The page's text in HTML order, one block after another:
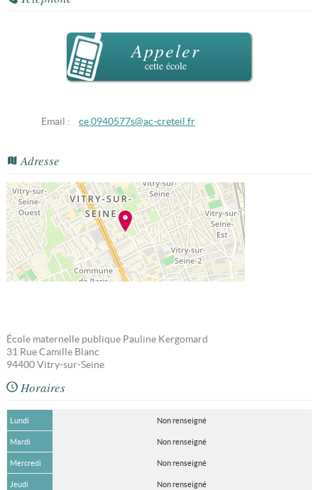
Appeler
cette école
Email : ce.0940577s@ac-creteil.fr
Adresse
École maternelle publique Pauline Kergomard
31 Rue Camille Blanc
94400 Vitry-sur-Seine
Horaires
Lundi Non renseigné
Mardi Non renseigné
Mercredi Non renseigné
Jeudi Non renseigné